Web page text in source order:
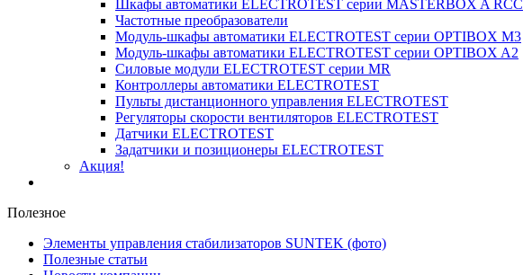
Шкафы автоматики ELECTROTEST серии MASTERBOX A RCC
Частотные преобразователи
Модуль-шкафы автоматики ELECTROTEST серии OPTIBOX M3
Модуль-шкафы автоматики ELECTROTEST серии OPTIBOX A2
Силовые модули ELECTROTEST серии MR
Контроллеры автоматики ELECTROTEST
Пульты дистанционного управления ELECTROTEST
Регуляторы скорости вентиляторов ELECTROTEST
Датчики ELECTROTEST
Задатчики и позиционеры ELECTROTEST
Акция!
Полезное
Элементы управления стабилизаторов SUNTEK (фото)
Полезные статьи